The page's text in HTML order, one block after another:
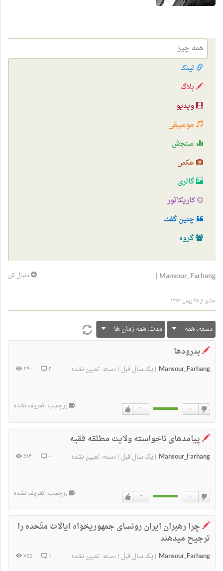
همه چیز
لینک
بلاگ
ویدیو
موسیقی
سنجش
عکس
گالری
کاریکاتور
چنین گفت
گروه
دنبال کن Mansour_Farhang
|
عضو از ۲۵ بهمن ۱۳۹۹
دسته: همه مدت: همه زمان ها
بدرودها
Mansour_Farhang
|یک سال قبل | دسته: تعیین نشده ۲ ۴۹۰
۱ ۰
ندارم
برچسب: تعریف نشده
پیامدهای ناخواسته ولایت مطلقه فقیه
Mansour_Farhang
|یک سال قبل | دسته: تعیین نشده ۰ ۵۱۴
۲ ۰
ندارم
برچسب: تعریف نشده
چرا رهبران ايران روئسای جمهوريخواه ايالات متّحده را
ترجيح ميدهند
Mansour_Farhang
|یک سال قبل | دسته: تعیین نشده ۱ ۷۵۵